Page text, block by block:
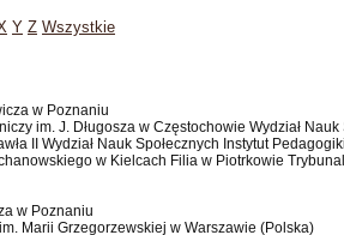
Y Z Wszystkie
w Poznaniu
im. J. Długosza w Częstochowie Wydział Nauk
II Wydział Nauk Społecznych Instytut
w Kielcach Filia w Piotrkowie
w Poznaniu
Marii Grzegorzewskiej w Warszawie (Polska)